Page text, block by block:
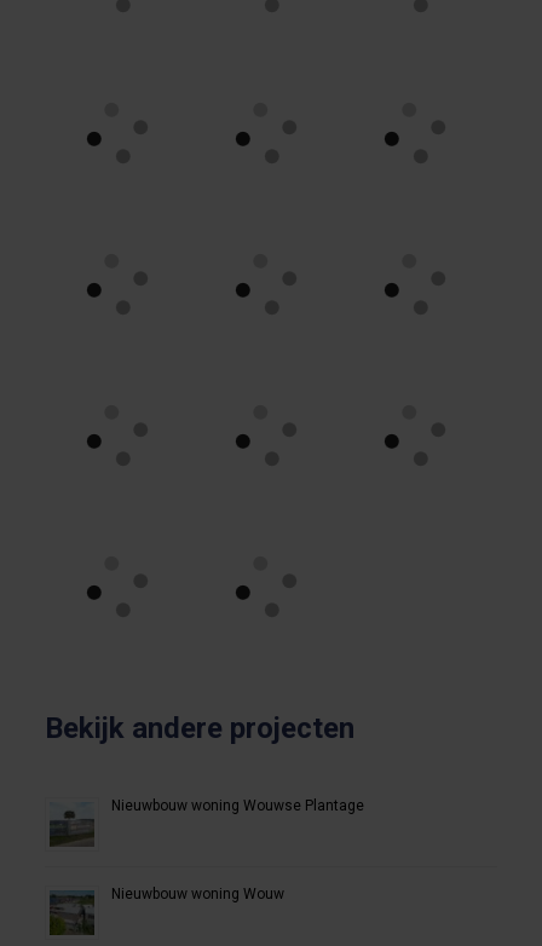
Bekijk andere projecten
Nieuwbouw woning Wouwse Plantage
Nieuwbouw woning Wouw